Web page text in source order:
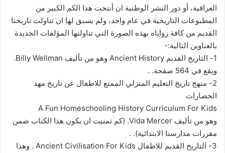
العراقية، أو دور النشر الوطنية ان أنتجت هذا الكم الكبير من
المطبوعات التاريخية في عام واحد، ولم يسبق لها ان تناولت تاريخنا
القديم من كافة زواياه بهذه الصورة التي تناولتها المؤلفات الجديدة
بالعناوين التالية:-
1- التاريخ القديم Ancient History وهو من تأليف Billy Wellman.
ويقع في 564 صفحة. .
2- منهج تاريخ التعليم المنزلي الممتع للاطفال عن تاريخ مهد
الحضارات
A Fun Homeschooling History Curriculum For Kids
وهو من تأليف Vida Mercer. (كم تمنيت ان يكون هذا الكتاب ضمن
مقررات مدارسنا الابتدائية). .
3- التاريخ القديم للاطفال Ancient Civilisation For Kids . وهذا